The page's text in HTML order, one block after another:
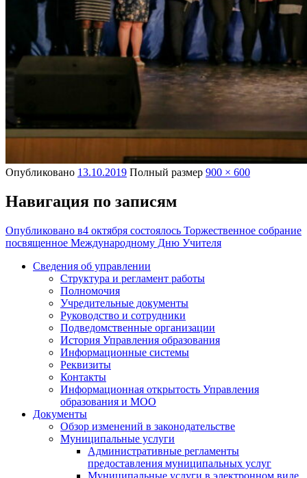
Опубликовано 13.10.2019 Полный размер 900 × 600
Навигация по записям
Опубликовано в4 октября состоялось Торжественное собрание
посвященное Международному Дню Учителя
Сведения об управлении
Структура и регламент работы
Полномочия
Учредительные документы
Руководство и сотрудники
Подведомственные организации
История Управления образования
Информационные системы
Реквизиты
Контакты
Информационная открытость Управления
образования и МОО
Документы
Обзор изменений в законодательстве
Муниципальные услуги
Административные регламенты
предоставления муниципальных услуг
Муниципальные услуги в электронном виде